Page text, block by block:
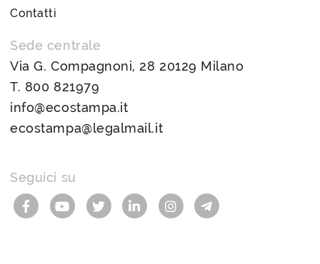
Contatti
Sede centrale
Via G. Compagnoni, 28 20129 Milano
T. 800 821979
info@ecostampa.it
ecostampa@legalmail.it
Seguici su